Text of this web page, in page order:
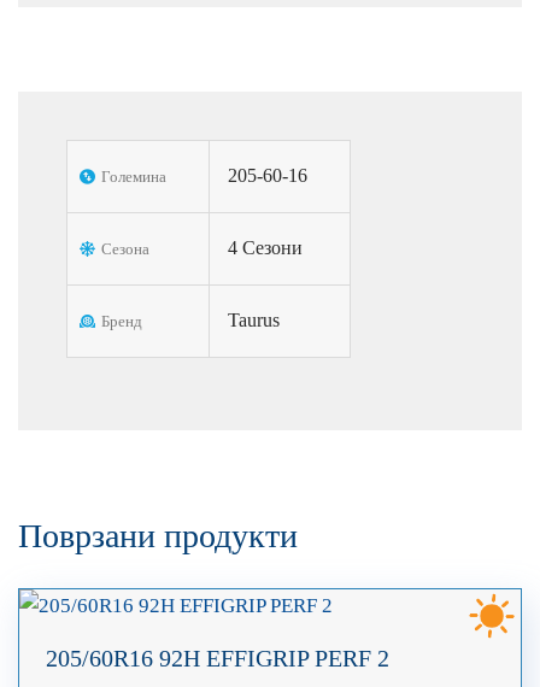
Големина 205-60-16
Сезона 4 Сезони
Бренд Taurus
Поврзани продукти
205/60R16 92H EFFIGRIP PERF 2